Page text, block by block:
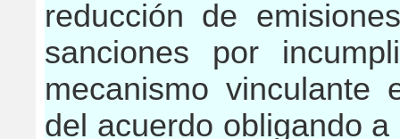
reducción de
sanciones por
mecanismo vinculante
del acuerdo obligando